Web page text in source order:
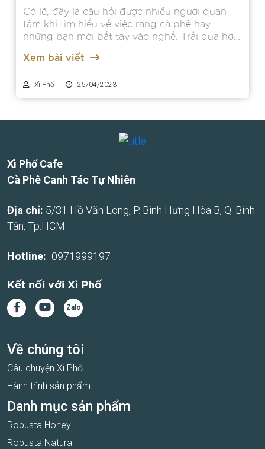
Có lẽ, đây là câu hỏi được nhiều người quan
tâm khi tìm hiểu về việc rang cà phê hay
những bạn mới bắt tay vào nghề. Trải qua hơn
Xem bài viết
Xì Phố | 25/04/2023
Xì Phố Cafe
Cà Phê Canh Tác Tự Nhiên
Địa chỉ: 5/31 Hồ Văn Long, P. Bình Hưng Hòa B, Q. Bình
Tân, Tp.HCM
Hotline: 0971999197
Kết nối với Xì Phố
Zalo
Về chúng tôi
Câu chuyện Xì Phố
Hành trình sản phẩm
Danh mục sản phẩm
Robusta Honey
Robusta Natural